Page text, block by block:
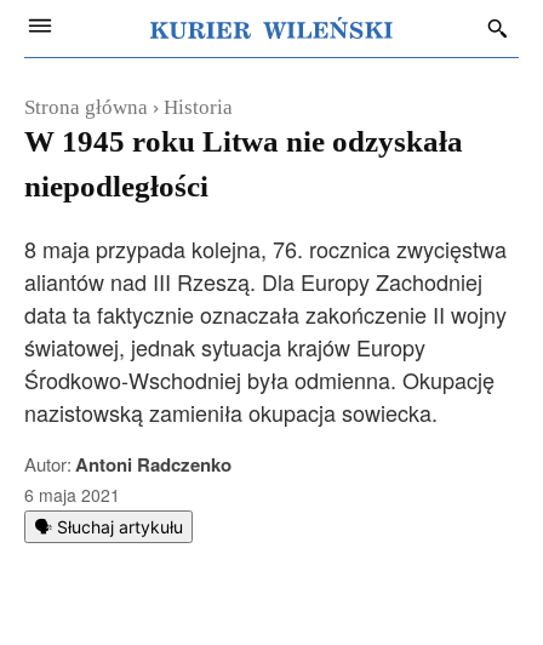
Strona główna Historia
W 1945 roku Litwa nie odzyskała
niepodległości
8 maja przypada kolejna, 76. rocznica zwycięstwa
aliantów nad III Rzeszą. Dla Europy Zachodniej
data ta faktycznie oznaczała zakończenie II wojny
światowej, jednak sytuacja krajów Europy
Środkowo-Wschodniej była odmienna. Okupację
nazistowską zamieniła okupacja sowiecka.
Autor:Antoni Radczenko
6 maja 2021
🗣️ Słuchaj artykułu